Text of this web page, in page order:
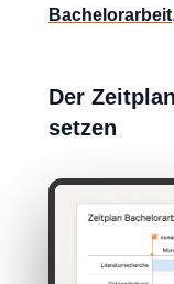
Bachelorarbeit.
Der
setzen